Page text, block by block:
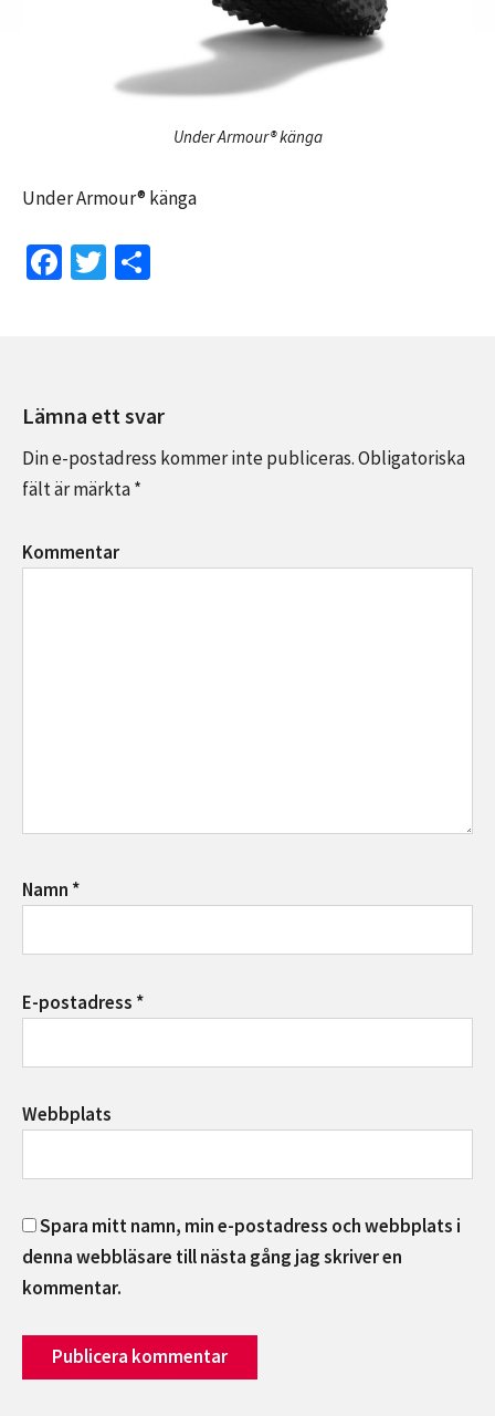
Under Armour® känga
Under Armour® känga
Fa
o
k
T
Lämna ett svar
Din e-postadress kommer inte publiceras.Obligatoriska
fält är märkta*
Kommentar
Namn *
E-postadress *
Webbplats
Spara mitt namn, min e-postadress och webbplats i
denna webbläsare till nästa gång jag skriver en
kommentar.